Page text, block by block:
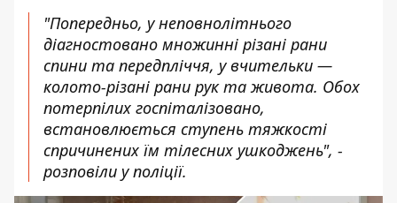
"Попередньо, у неповнолітнього
діагностовано множинні різані рани
спини та передпліччя, у вчительки —
колото-різані рани рук та живота. Обох
потерпілих госпіталізовано,
встановлюється ступень тяжкості
спричинених їм тілесних ушкоджень", -
розповіли у поліції.